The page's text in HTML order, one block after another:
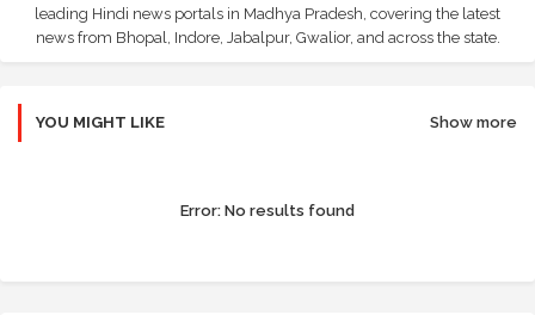
leading Hindi news portals in Madhya Pradesh, covering the latest
news from Bhopal, Indore, Jabalpur, Gwalior, and across the state.
YOU MIGHT LIKE Show more
Error: No results found